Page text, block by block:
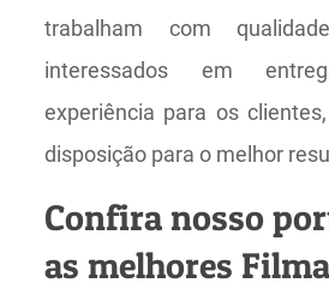
trabalham com
interessados em
experiência para os
disposição para o melhor
Confira nosso
as melhores